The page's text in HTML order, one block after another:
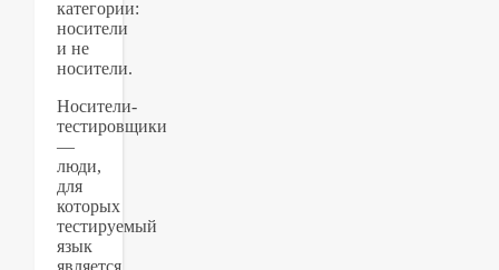
категории:
носители
и не
носители.
Носители-
тестировщики
—
люди,
для
которых
тестируемый
язык
является